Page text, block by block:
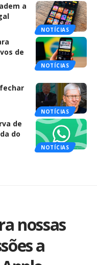
NOTÍCIAS
a
NOTÍCIAS
de
NOTÍCIAS
NOTÍCIAS
de
do
nossas
a